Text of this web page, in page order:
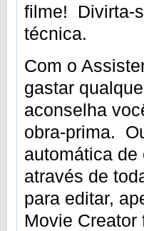
filme! Divirta-
técnica.
Com o
gastar
aconselha
obra-prima.
automática
através de
para editar,
Movie